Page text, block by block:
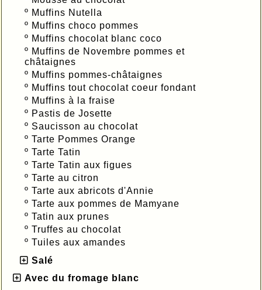
º Muffins Nutella
º Muffins choco pommes
º Muffins chocolat blanc coco
º Muffins de Novembre pommes et
châtaignes
º Muffins pommes-châtaignes
º Muffins tout chocolat coeur fondant
º Muffins à la fraise
º Pastis de Josette
º Saucisson au chocolat
º Tarte Pommes Orange
º Tarte Tatin
º Tarte Tatin aux figues
º Tarte au citron
º Tarte aux abricots d'Annie
º Tarte aux pommes de Mamyane
º Tatin aux prunes
º Truffes au chocolat
º Tuiles aux amandes
Salé
Avec du fromage blanc